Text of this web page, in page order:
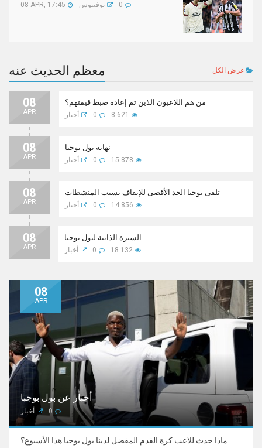
08-APR, 17:45 يوفنتوس 0
معظم الحديث عنه
08
APR
من هم اللاعبون الذين تم إعادة ضبط قيمتهم؟
أخبار 0 8 621
08
APR
نهاية بول بوجبا
أخبار 0 15 878
08
APR
تلقى بوجبا الحد الأقصى للإيقاف بسبب المنشطات
أخبار 0 14 856
08
APR
السيرة الذاتية لبول بوجبا
أخبار 0 18 132
08
APR
أخبار عن بول بوجبا
أخبار 0
ماذا حدث للاعب كرة القدم المفضل لدينا بول بوجبا هذا الأسبوع؟